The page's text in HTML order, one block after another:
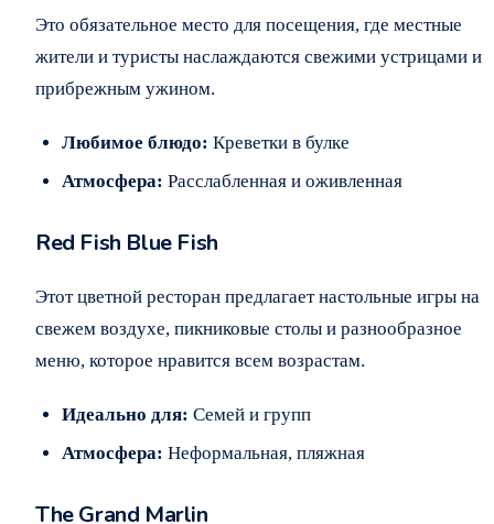
Это обязательное место для посещения, где местные
жители и туристы наслаждаются свежими устрицами и
прибрежным ужином.
Любимое блюдо: Креветки в булке
Атмосфера: Расслабленная и оживленная
Red Fish Blue Fish
Этот цветной ресторан предлагает настольные игры на
свежем воздухе, пикниковые столы и разнообразное
меню, которое нравится всем возрастам.
Идеально для: Семей и групп
Атмосфера: Неформальная, пляжная
The Grand Marlin